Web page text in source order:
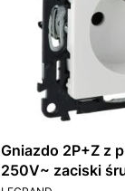
Gniazdo 2P+Z z
250V~ zaciski
PRODUCENT